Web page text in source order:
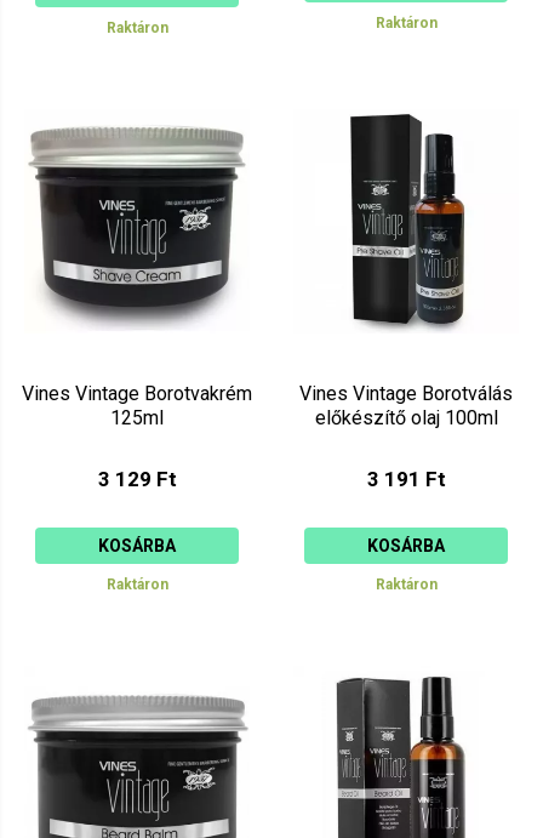
Raktáron Raktáron
Vines Vintage Borotvakrém
125ml
3 129 Ft
KOSÁRBA
Raktáron
Vines Vintage Borotválás
előkészítő olaj 100ml
3 191 Ft
KOSÁRBA
Raktáron